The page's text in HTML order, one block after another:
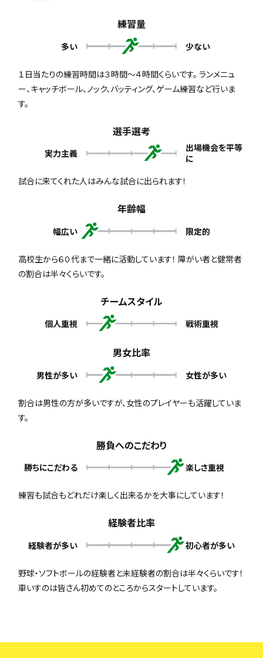
練習量
多い 少ない
１日当たりの練習時間は３時間～４時間くらいです。 ランメニュ
ー、キャッチボール、ノック、バッティング、ゲーム練習など行いま
す。
選手選考
実力主義
出場機会を平等
に
試合に来てくれた人はみんな試合に出られます！
年齢幅
幅広い 限定的
高校生から６０代まで一緒に活動しています！ 障がい者と健常者
の割合は半々くらいです。
チームスタイル
個人重視 戦術重視
男女比率
男性が多い 女性が多い
割合は男性の方が多いですが、女性のプレイヤーも活躍していま
す。
勝負へのこだわり
勝ちにこだわる 楽しさ重視
練習も試合もどれだけ楽しく出来るかを大事にしています！
経験者比率
経験者が多い 初心者が多い
野球・ソフトボールの経験者と未経験者の割合は半々くらいです！
車いすのは皆さん初めてのところからスタートしています。